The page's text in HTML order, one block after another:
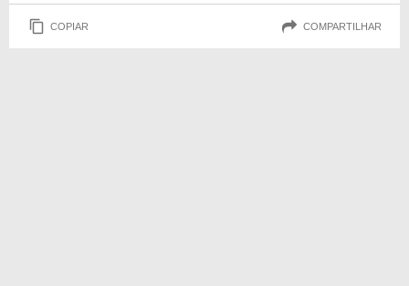
COPIAR COMPARTILHAR